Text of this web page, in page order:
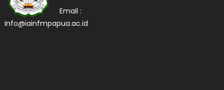
Email :
info@iainfmpapua.ac.id